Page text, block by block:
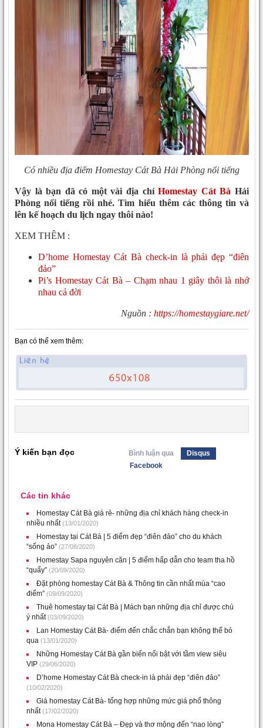
Có nhiều địa điểm Homestay Cát Bà Hải Phòng nổi tiếng
Vậy là bạn đã có một vài địa chỉHomestay Cát Bà Hải
Phòng nổi tiếng rồi nhé. Tìm hiểu thêm các thông tin và
lên kế hoạch du lịch ngay thôi nào!
XEM THÊM :
D’home Homestay Cát Bà check-in là phải đẹp “điên
đảo”
Pi’s Homestay Cát Bà – Chạm nhau 1 giây thôi là nhớ
nhau cả đời
Nguồn : https://homestaygiare.net/
Bạn có thể xem thêm:
Ý kiến bạn đọc Bình luận qua
Disqus
Facebook
Các tin khác
Homestay Cát Bà giá rẻ- những địa chỉ khách hàng check-in
nhiều nhất(13/01/2020)
Homestay tại Cát Bà | 5 điểm đẹp “điên đảo” cho du khách
“sống ảo” (27/08/2020)
Homestay Sapa nguyên căn | 5 điểm hấp dẫn cho team tha hồ
“quẩy” (20/09/2020)
Đặt phòng homestay Cát Bà & Thông tin cần nhất mùa “cao
điểm” (09/09/2020)
Thuê homestay tại Cát Bà | Mách bạn những địa chỉ được chú
ý nhất(03/09/2020)
Lan Homestay Cát Bà- điểm đến chắc chắn bạn không thể bỏ
qua (13/01/2020)
Những Homestay Cát Bà gần biển nổi bật với tầm view siêu
VIP (29/06/2020)
D’home Homestay Cát Bà check-in là phải đẹp “điên đảo”
(10/02/2020)
Giá homestay Cát Bà- tổng hợp những mức giá phổ thông
nhất(17/02/2020)
Mona Homestay Cát Bà – Đẹp và thơ mộng đến “nao lòng”